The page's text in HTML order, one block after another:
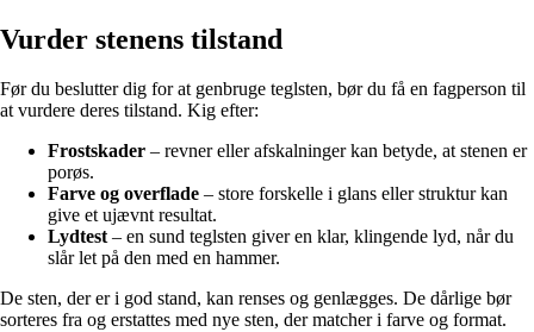
Vurder stenens tilstand
Før du beslutter dig for at genbruge teglsten, bør du få en fagperson til
at vurdere deres tilstand. Kig efter:
Frostskader – revner eller afskalninger kan betyde, at stenen er
porøs.
Farve og overflade – store forskelle i glans eller struktur kan
give et ujævnt resultat.
Lydtest– en sund teglsten giver en klar, klingende lyd, når du
slår let på den med en hammer.
De sten, der er i god stand, kan renses og genlægges. De dårlige bør
sorteres fra og erstattes med nye sten, der matcher i farve og format.